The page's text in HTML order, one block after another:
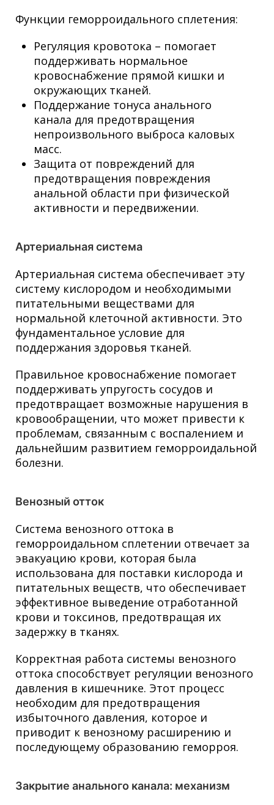
Функции геморроидального сплетения:
Регуляция кровотока – помогает
поддерживать нормальное
кровоснабжение прямой кишки и
окружающих тканей.
Поддержание тонуса анального
канала для предотвращения
непроизвольного выброса каловых
масс.
Защита от повреждений для
предотвращения повреждения
анальной области при физической
активности и передвижении.
Артериальная система
Артериальная система обеспечивает эту
систему кислородом и необходимыми
питательными веществами для
нормальной клеточной активности. Это
фундаментальное условие для
поддержания здоровья тканей.
Правильное кровоснабжение помогает
поддерживать упругость сосудов и
предотвращает возможные нарушения в
кровообращении, что может привести к
проблемам, связанным с воспалением и
дальнейшим развитием геморроидальной
болезни.
Венозный отток
Система венозного оттока в
геморроидальном сплетении отвечает за
эвакуацию крови, которая была
использована для поставки кислорода и
питательных веществ, что обеспечивает
эффективное выведение отработанной
крови и токсинов, предотвращая их
задержку в тканях.
Корректная работа системы венозного
оттока способствует регуляции венозного
давления в кишечнике. Этот процесс
необходим для предотвращения
избыточного давления, которое и
приводит к венозному расширению и
последующему образованию геморроя.
Закрытие анального канала: механизм